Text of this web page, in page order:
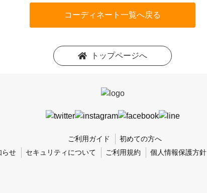
コーディネート一覧へ戻る
トップページへ
ご利用ガイド
初めての方へ
らせ
セキュリティについて ご利用規約 個人情報保護方針